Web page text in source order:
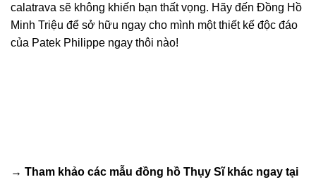
calatrava sẽ không khiến bạn thất vọng. Hãy đến Đồng Hồ
Minh Triệu để sở hữu ngay cho mình một thiết kế độc đáo
của Patek Philippe ngay thôi nào!
→ Tham khảo các mẫu đồng hồ Thụy Sĩkhác ngay tại